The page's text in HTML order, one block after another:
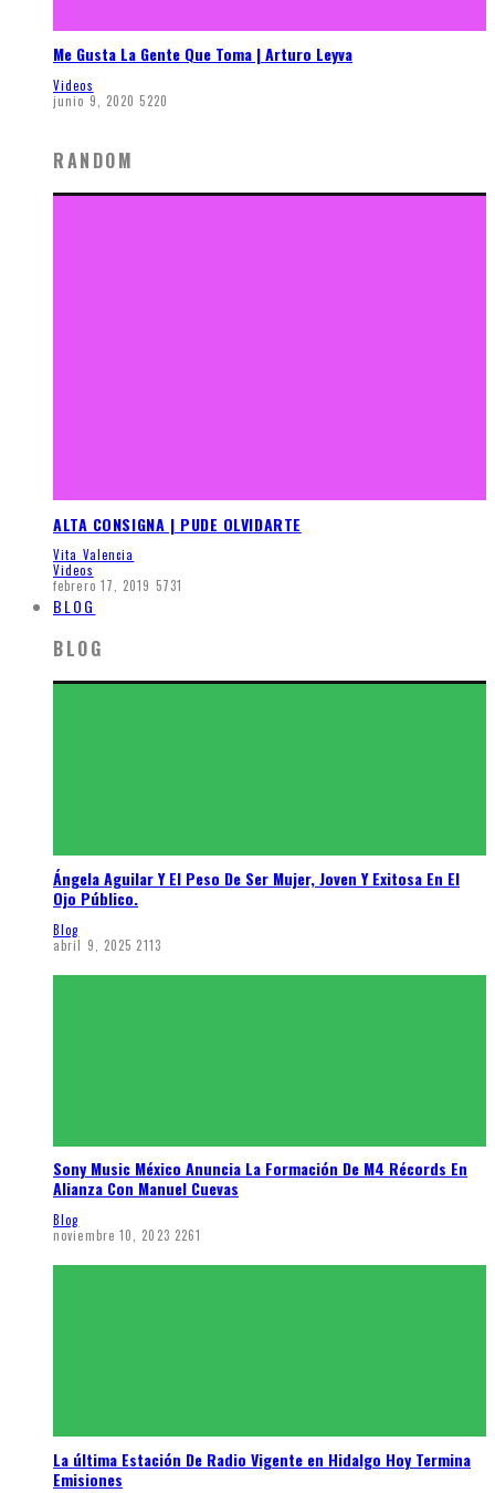
Me Gusta La Gente Que Toma | Arturo Leyva
Videos
junio 9, 2020 5220
RANDOM
ALTA CONSIGNA | PUDE OLVIDARTE
Vita Valencia
Videos
febrero 17, 2019 5731
BLOG
BLOG
Ángela Aguilar Y El Peso De Ser Mujer, Joven Y Exitosa En El
Ojo Público.
Blog
abril 9, 2025 2113
Sony Music México Anuncia La Formación De M4 Récords En
Alianza Con Manuel Cuevas
Blog
noviembre 10, 2023 2261
La última Estación De Radio Vigente en Hidalgo Hoy Termina
Emisiones